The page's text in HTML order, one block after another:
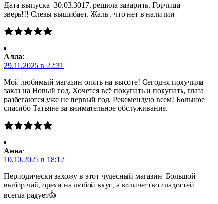
Дата выпуска -30.03.3017. решила заварить. Горчица —
зверь!!! Слезы вышибает. Жаль , что нет в наличии
Алла:
29.11.2025 в 22:31
Мой любимый магазин опять на высоте! Сегодня получила
заказ на Новый год. Хочется всё покупать и покупать, глаза
разбегаются уже не первый год. Рекомендую всем! Большое
спасибо Татьяне за внимательное обслуживание.
Анна:
10.10.2025 в 18:12
Периодически захожу в этот чудесный магазин. Большой
выбор чай, орехи на любой вкус, а количество сладостей
всегда радует👍